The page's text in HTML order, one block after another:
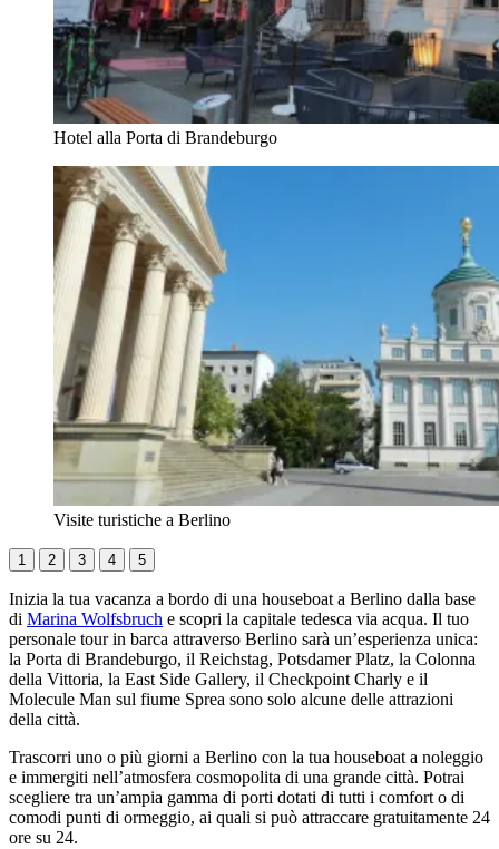
Hotel alla Porta di Brandeburgo
Visite turistiche a Berlino
1 2 3 4 5
Inizia la tua vacanza a bordo di una houseboat a Berlino dalla base
di Marina Wolfsbruch e scopri la capitale tedesca via acqua. Il tuo
personale tour in barca attraverso Berlino sarà un’esperienza unica:
la Porta di Brandeburgo, il Reichstag, Potsdamer Platz, la Colonna
della Vittoria, la East Side Gallery, il Checkpoint Charly e il
Molecule Man sul fiume Sprea sono solo alcune delle attrazioni
della città.
Trascorri uno o più giorni a Berlino con la tua houseboat a noleggio
e immergiti nell’atmosfera cosmopolita di una grande città. Potrai
scegliere tra un’ampia gamma di porti dotati di tutti i comfort o di
comodi punti di ormeggio, ai quali si può attraccare gratuitamente 24
ore su 24.